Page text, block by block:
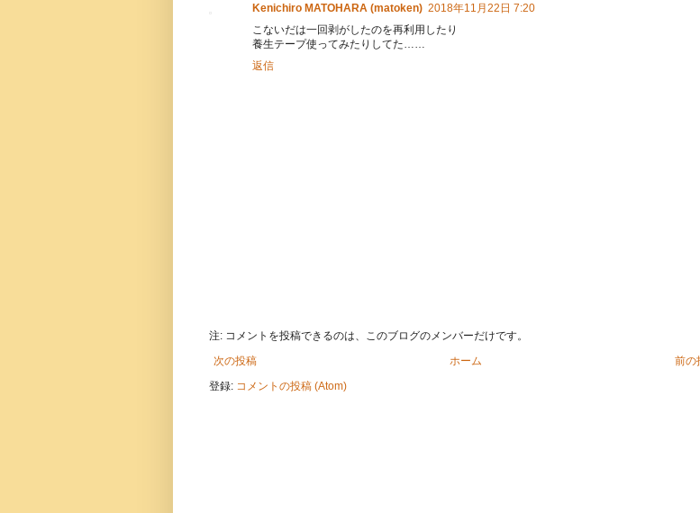
Kenichiro MATOHARA (matoken) 2018年11月22日 7:20
こないだは一回剥がしたのを再利用したり
養生テープ使ってみたりしてた……
返信
注: コメントを投稿できるのは、このブログのメンバーだけです。
次の投稿
前の
ホーム
登録: コメントの投稿 (Atom)